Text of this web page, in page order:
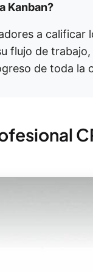
Kanban?
a calificar
flujo de
de toda la